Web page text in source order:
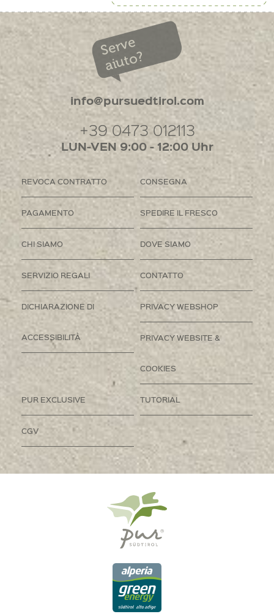
Serve
aiuto?
info@pursuedtirol.com
+39 0473 012113
LUN-VEN 9:00 - 12:00 Uhr
REVOCA CONTRATTO CONSEGNA
PAGAMENTO SPEDIRE IL FRESCO
CHI SIAMO DOVE SIAMO
SERVIZIO REGALI CONTATTO
DICHIARAZIONE DI
ACCESSIBILITÀ
PRIVACY WEBSHOP
PRIVACY WEBSITE &
COOKIES
PUR EXCLUSIVE TUTORIAL
CGV